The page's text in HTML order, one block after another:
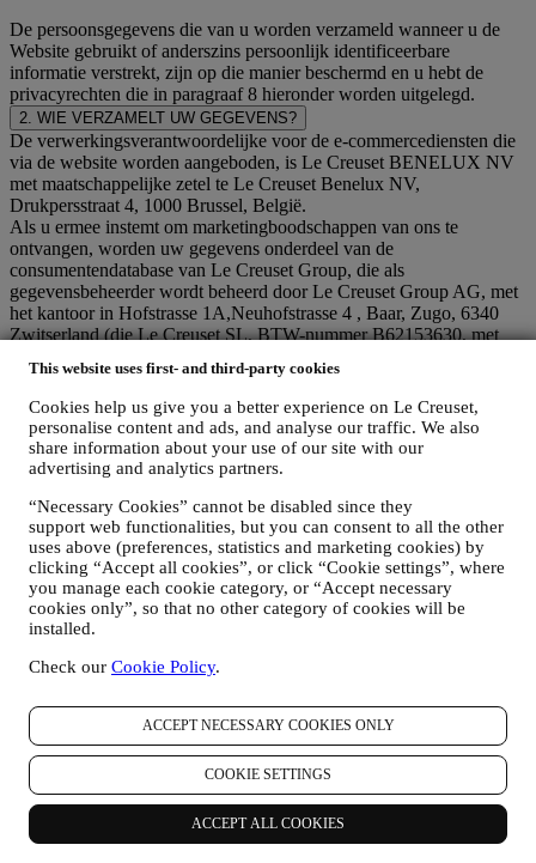
This website uses first- and third-party cookies
Cookies help us give you a better experience on Le Creuset,
personalise content and ads, and analyse our traffic. We also
share information about your use of our site with our
advertising and analytics partners.
“Necessary Cookies” cannot be disabled since they
support web functionalities, but you can consent to all the other
uses above (preferences, statistics and marketing cookies) by
clicking “Accept all cookies”, or click “Cookie settings”, where
you manage each cookie category, or “Accept necessary
cookies only”, so that no other category of cookies will be
installed.
Check our Cookie Policy.
ACCEPT NECESSARY COOKIES ONLY
COOKIE SETTINGS
ACCEPT ALL COOKIES
De persoonsgegevens die van u worden verzameld wanneer u de
Website gebruikt of anderszins persoonlijk identificeerbare
informatie verstrekt, zijn op die manier beschermd en u hebt de
privacyrechten die in paragraaf 8 hieronder worden uitgelegd.
2. WIE VERZAMELT UW GEGEVENS?
De verwerkingsverantwoordelijke voor de e-commercediensten die
via de website worden aangeboden, is Le Creuset BENELUX NV
met maatschappelijke zetel te Le Creuset Benelux NV,
Drukpersstraat 4, 1000 Brussel, België.
Als u ermee instemt om marketingboodschappen van ons te
ontvangen, worden uw gegevens onderdeel van de
consumentendatabase van Le Creuset Group, die als
gegevensbeheerder wordt beheerd door Le Creuset Group AG, met
het kantoor in Hofstrasse 1A,Neuhofstrasse 4 , Baar, Zugo, 6340
Zwitserland (die Le Creuset SL, BTW-nummer B62153630, met
aangesteld als vertegenwoordiger in de EU), op basis van een
overeenkomst tot gezamenlijke zeggenschap die in wezen voorziet
in (a) Le Creuset Group AG die verantwoordelijk is voor de
algemene strategie met betrekking tot marketing en
gepersonaliseerde klantervaring; (b) lokale Le Creuset-entiteiten die
onafhankelijk marketingcommunicatie/initiatieven ontwikkelen op
lokaal niveau (binnen een bepaald land); (c) beide gezamenlijk
beheerders die nodig zijn om de verzoeken van uw betrokkene om
rechten af te handelen.
3. WAAROM VERZAMELEN WIJ DEZE GEGEVENS?
Wij kunnen uw gegevens verwerken voor de volgende doeleinden:
VOOR ONZE WETTELIJKE VERPLICHTINGEN
Mogelijk moeten we bepaalde gegevens over u verwerken om
te voldoen aan onze wettelijke verplichtingen en andere
verplichtingen die voortvloeien uit instructies van de overheid.
OM EEN LE CREUSET-ACCOUNT AAN TE MAKEN
We zullen uw gegevens gebruiken om een Le Creuset-
voordelen voor geregistreerde gebruikers, om beter te kunnen
genieten van onze diensten, zoals sneller afrekenen, meerdere